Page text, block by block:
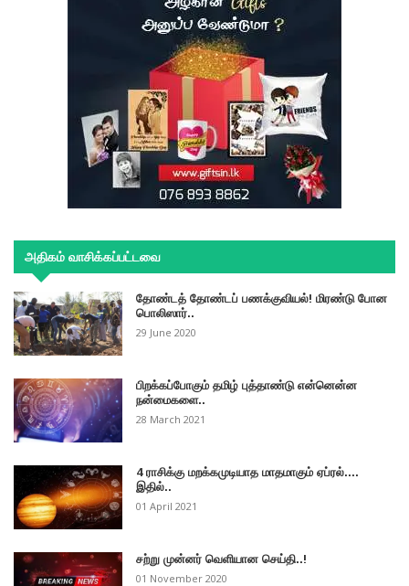
அதிகம் வாசிக்கப்பட்டவை
தோண்டத் தோண்டப் பணக்குவியல்! மிரண்டு போன
பொலிஸார்..
29 June 2020
பிறக்கப்போகும் தமிழ் புத்தாண்டு என்னென்ன
நன்மைகளை..
28 March 2021
4 ராசிக்கு மறக்கமுடியாத மாதமாகும் ஏப்ரல்....
இதில்..
01 April 2021
சற்று முன்னர் வெளியான செய்தி..!
01 November 2020